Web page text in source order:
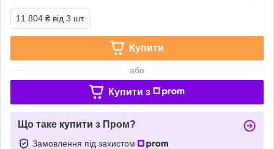
11 804 ₴ від 3 шт.
Купити
або
Купити з
Що таке купити з Пром?
Замовлення під захистом